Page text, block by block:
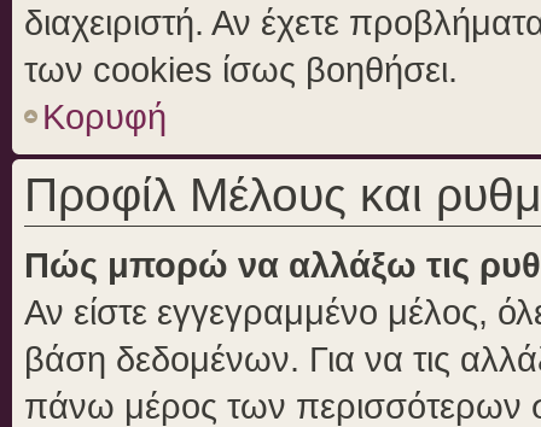
διαχειριστή. Αν έχετε
των cookies ίσως βοηθήσει.
Κορυφή
Προφίλ Μέλους και
Πώς μπορώ να αλλάξω τις
Αν είστε εγγεγραμμένο μέλος,
βάση δεδομένων. Για να τις
πάνω μέρος των περισσότερων